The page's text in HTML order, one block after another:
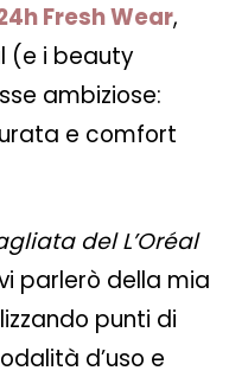
Fresh Wear,
(e i beauty
ambiziose:
e comfort
del L’Oréal
parlerò della mia
punti di
d’uso e